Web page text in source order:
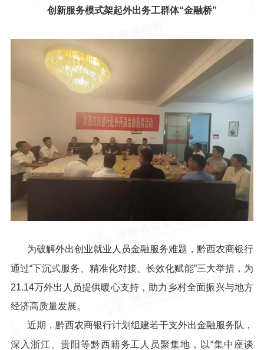
创新服务模式架起外出务工群体“金融桥”
为破解外出创业就业人员金融服务难题，黔西农商银行
通过“下沉式服务、精准化对接、长效化赋能”三大举措，为
21.14万外出人员提供暖心支持，助力乡村全面振兴与地方
经济高质量发展。
近期，黔西农商银行计划组建若干支外出金融服务队，
深入浙江、贵阳等黔西籍务工人员聚集地，以“集中座谈